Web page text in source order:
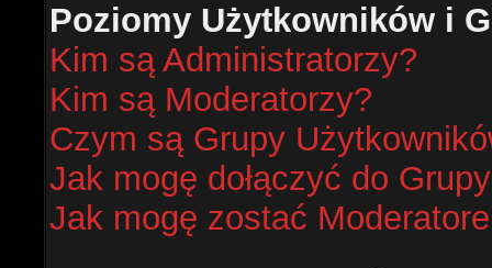
Poziomy Użytkowników i
Kim są Administratorzy?
Kim są Moderatorzy?
Czym są Grupy
Jak mogę dołączyć do
Jak mogę zostać